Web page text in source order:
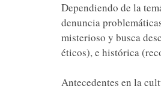
Dependiendo de la
denuncia
misterioso y busca
éticos), e histórica
Antecedentes en la